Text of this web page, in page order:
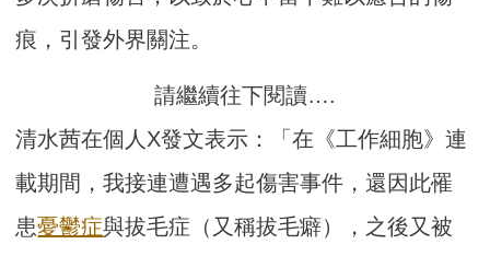
痕，引發外界關注。
請繼續往下閱讀….
清水茜在個人X發文表示：「在《工作細胞》連
載期間，我接連遭遇多起傷害事件，還因此罹
患憂鬱症與拔毛症（又稱拔毛癖），之後又被